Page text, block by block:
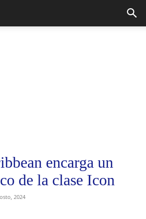
encarga un
de la clase Icon
2024